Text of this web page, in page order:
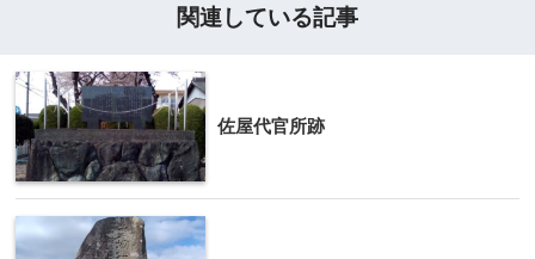
関連している記事
佐屋代官所跡